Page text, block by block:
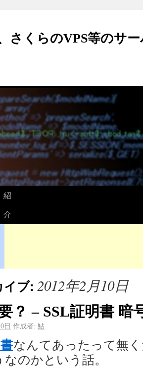
さくらのVPS等のサ
紹
介
イブ: 2012年2月10日
？ – SSL証明書 暗
日 作成者: 鮎
なんてあったって無
のかという話。